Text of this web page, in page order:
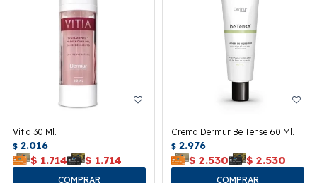
Vitia 30 Ml.
$ 2.016
$ 1.714 $ 1.714
Crema Dermur Be Tense 60 Ml.
$ 2.976
$ 2.530 $ 2.530